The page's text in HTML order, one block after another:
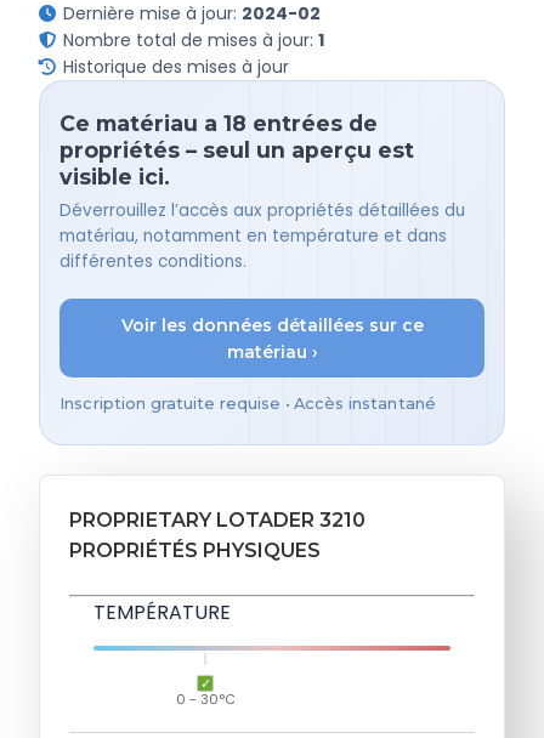
Dernière mise à jour: 2024-02
Nombre total de mises à jour: 1
Historique des mises à jour
Ce matériau a 18 entrées de
propriétés – seul un aperçu est
visible ici.
Déverrouillez l’accès aux propriétés détaillées du
matériau, notamment en température et dans
différentes conditions.
Voir les données détaillées sur ce
matériau ›
Inscription gratuite requise • Accès instantané
PROPRIETARY LOTADER 3210
PROPRIÉTÉS PHYSIQUES
TEMPÉRATURE
0 - 30°C